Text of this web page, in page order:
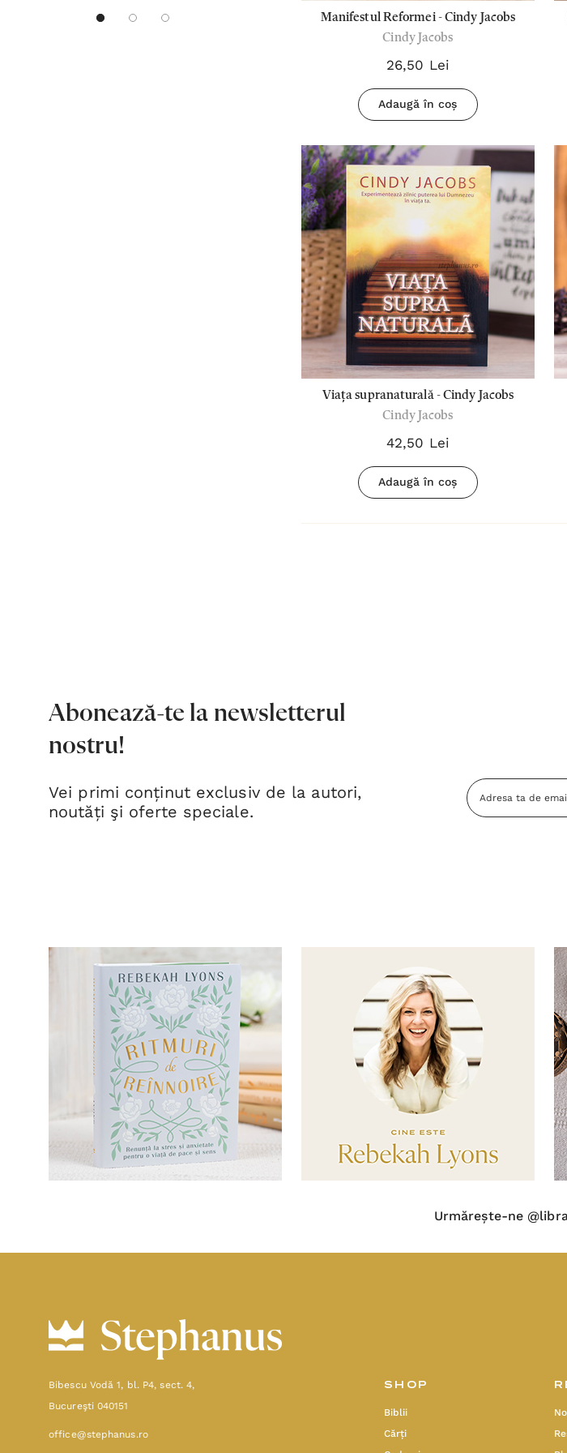
Manifestul Reformei - Cindy Jacobs
Cindy Jacobs
26,50 Lei
Adaugă în coș
Viața supranaturală - Cindy Jacobs
Cindy Jacobs
42,50 Lei
Adaugă în coș
Abonează-te la newsletterul
nostru!
Vei primi conținut exclusiv de la autori,
noutăți şi oferte speciale.
Adresa
Email
Urmărește-ne
Bibescu Vodă 1, bl. P4, sect. 4,
Bucureşti 040151
office@stephanus.ro
SHOP
Biblii
Cărți